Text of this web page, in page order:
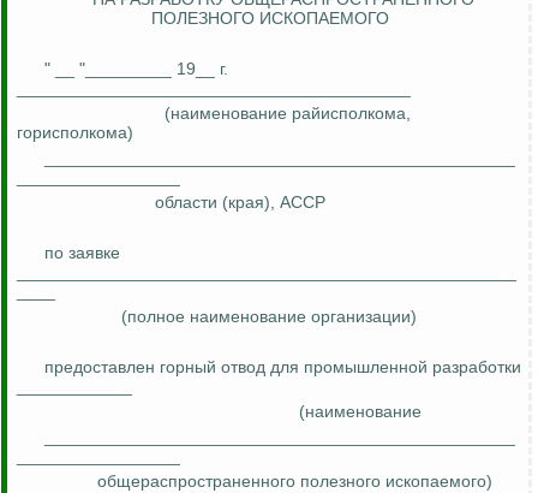
ПОЛЕЗНОГО ИСКОПАЕМОГО
" __ "_________ 19__ г.
(наименование райисполкома,
горисполкома)
области (края), АССР
по заявке
(полное наименование организации)
предоставлен горный отвод для промышленной разработки
(наименование
общераспространенного полезного ископаемого)